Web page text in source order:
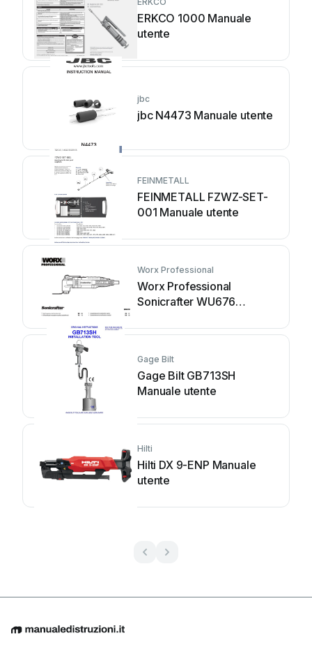
ERKCO 1000 Manuale
utente
jbc
jbc N4473 Manuale utente
FEINMETALL
FEINMETALL FZWZ-SET-
001 Manuale utente
Worx Professional
Worx Professional
Sonicrafter WU676
Gage Bilt
Gage Bilt GB713SH
Manuale utente
Hilti
Hilti DX 9-ENP Manuale
utente